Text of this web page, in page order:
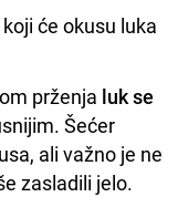
će okusu luka
prženja luk se
Šećer
ali važno je ne
zasladili jelo.